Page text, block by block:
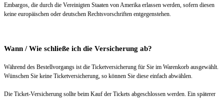
Embargos, die durch die Vereinigten Staaten von Amerika erlassen werden, sofern diesen
keine europäischen oder deutschen Rechtsvorschriften entgegenstehen.
Wann / Wie schließe ich die Versicherung ab?
Während des Bestellvorgangs ist die Ticketversicherung für Sie im Warenkorb ausgewählt.
Wünschen Sie keine Ticketversicherung, so können Sie diese einfach abwählen.
Die Ticket-Versicherung sollte beim Kauf der Tickets abgeschlossen werden. Ein späterer